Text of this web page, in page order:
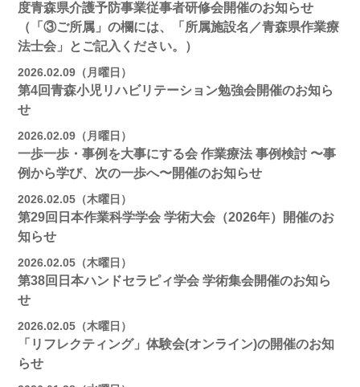
度青森県介護予防事業従事者研修会開催のお知らせ
（「③ご所属」の欄には、「所属施設名／青森県作業療
法士会」とご記入ください。）
2026.02.09（月曜日）
第4回青森小児リハビリテーション勉強会開催のお知ら
せ
2026.02.09（月曜日）
一歩一歩・事例を大事にする会 作業療法 事例検討 〜事
例から学び、次の一歩へ〜開催のお知らせ
2026.02.05（木曜日）
第29回日本作業科学学会 学術大会（2026年）開催のお
知らせ
2026.02.05（木曜日）
第38回日本ハンドセラピィ学会 学術集会開催のお知ら
せ
2026.02.05（木曜日）
「リフレクティング」体験会(オンライン)の開催のお知
らせ